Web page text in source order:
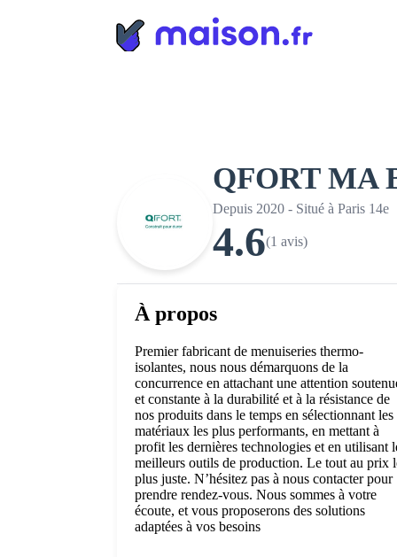
QFORT MA
Depuis 2020 - Situé à Paris 14e
4.6(1 avis)
À propos
Premier fabricant de menuiseries thermo-
isolantes, nous nous démarquons de la
concurrence en attachant une attention
et constante à la durabilité et à la résistance de
nos produits dans le temps en sélectionnant les
matériaux les plus performants, en mettant à
profit les dernières technologies et en utilisant
meilleurs outils de production. Le tout au prix
plus juste. N’hésitez pas à nous contacter pour
prendre rendez-vous. Nous sommes à votre
écoute, et vous proposerons des solutions
adaptées à vos besoins